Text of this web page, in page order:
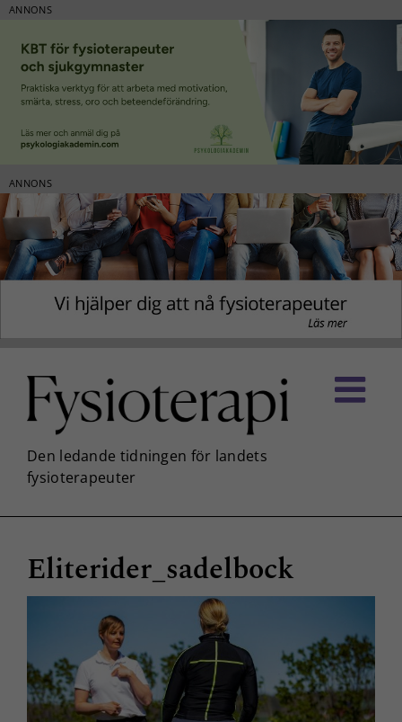
ANNONS
ANNONS
innehållet
Eliterider_sadelbock